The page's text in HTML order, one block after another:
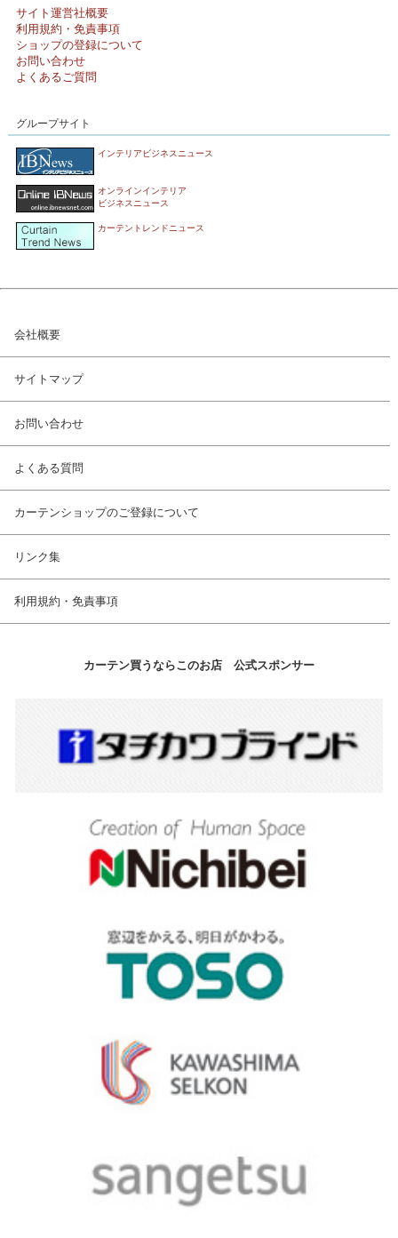
サイト運営社概要
利用規約・免責事項
ショップの登録について
お問い合わせ
よくあるご質問
グループサイト
インテリアビジネスニュース
オンラインインテリア
ビジネスニュース
カーテントレンドニュース
会社概要
サイトマップ
お問い合わせ
よくある質問
カーテンショップのご登録について
リンク集
利用規約・免責事項
カーテン買うならこのお店 公式スポンサー